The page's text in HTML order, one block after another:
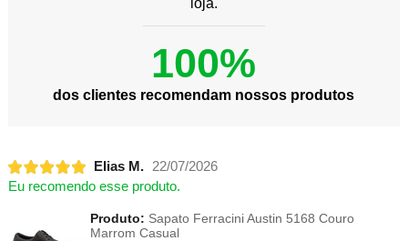
100%
dos clientes recomendam nossos produtos
Elias M. 22/07/2026
Eu recomendo esse produto.
Produto: Sapato Ferracini Austin 5168 Couro
Marrom Casual